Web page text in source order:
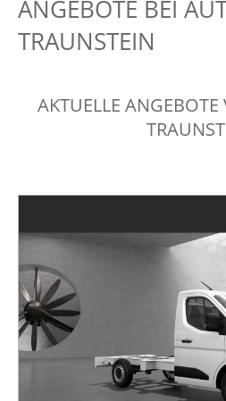
ANGEBOTE BEI
TRAUNSTEIN
AKTUELLE